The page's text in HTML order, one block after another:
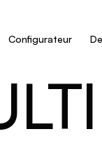
Configurateur